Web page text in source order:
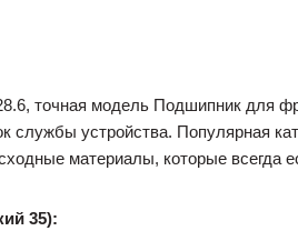
точная модель Подшипник для
службы устройства. Популярная
материалы, которые всегда
35):